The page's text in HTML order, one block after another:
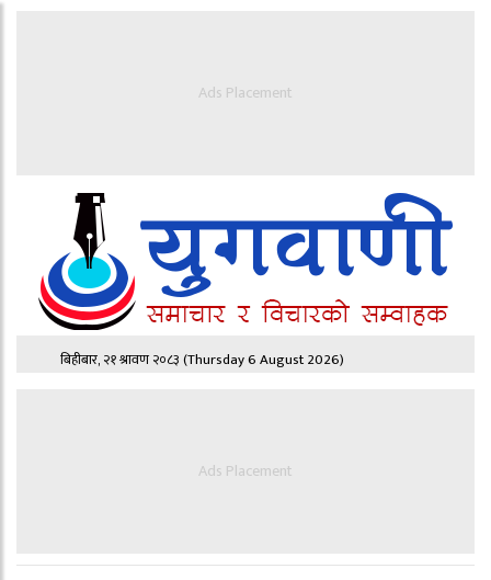
Ads Placement
बिहीबार, २१ श्रावण २०८३(Thursday 6 August 2026)
Ads Placement